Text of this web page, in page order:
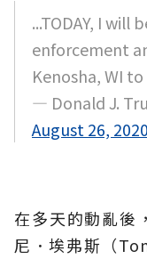
...TODAY, I will
enforcement
Kenosha, WI
— Donald J.
August 26, 2020
在多天的動亂後
尼．埃弗斯（